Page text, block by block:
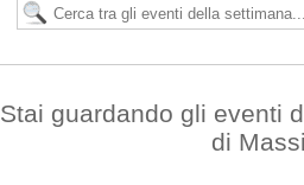
Stai guardando gli eventi
di